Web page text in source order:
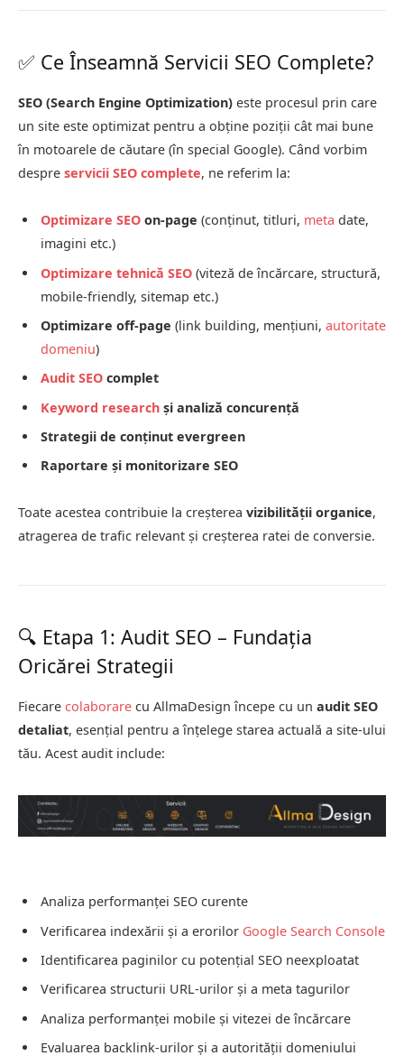
✅ Ce Înseamnă Servicii SEO Complete?
SEO (Search Engine Optimization) este procesul prin care
un site este optimizat pentru a obține poziții cât mai bune
în motoarele de căutare (în special Google). Când vorbim
despre servicii SEO complete, ne referim la:
Optimizare SEO on-page (conținut, titluri, meta date,
imagini etc.)
Optimizare tehnică SEO (viteză de încărcare, structură,
mobile-friendly, sitemap etc.)
Optimizare off-page (link building, mențiuni, autoritate
domeniu)
Audit SEO complet
Keyword research și analiză concurență
Strategii de conținut evergreen
Raportare și monitorizare SEO
Toate acestea contribuie la creșterea vizibilității organice,
atragerea de trafic relevant și creșterea ratei de conversie.
🔍 Etapa 1: Audit SEO – Fundația
Oricărei Strategii
Fiecare colaborare cu AllmaDesign începe cu un audit SEO
detaliat, esențial pentru a înțelege starea actuală a site-ului
tău. Acest audit include:
Analiza performanței SEO curente
Verificarea indexării și a erorilor Google Search Console
Identificarea paginilor cu potențial SEO neexploatat
Verificarea structurii URL-urilor și a meta tagurilor
Analiza performanței mobile și vitezei de încărcare
Evaluarea backlink-urilor și a autorității domeniului